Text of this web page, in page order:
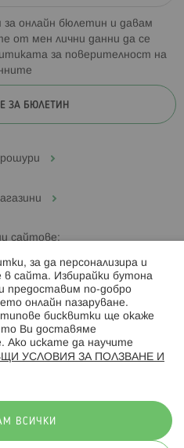
онлайн бюлетин и давам
от мен лични данни да се
за поверителност на
ЗА БЮЛЕТИН
сайтове:
ни:
за да персонализира и
сайта. Избирайки бутона
предоставим по-добро
онлайн пазаруване.
бисквитки ще окаже
Ви доставяме
Ако искате да научите
УСЛОВИЯ ЗА ПОЛЗВАНЕ И
ВСИЧКИ